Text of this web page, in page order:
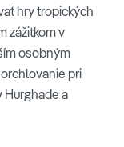
hry tropických
zážitkom v
osobným
pri
Hurghade a